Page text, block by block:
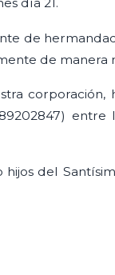
día 21.
de
de manera
entre
del